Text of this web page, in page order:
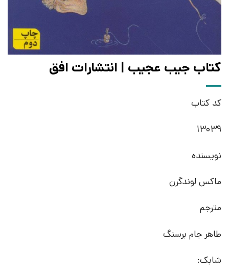
کتاب جیب عجیب | انتشارات افق
کد کتاب
13039
نویسنده
ماکس لوندگرن
مترجم
طاهر جام برسنگ
شابک: